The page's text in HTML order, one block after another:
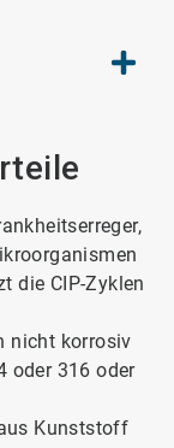
die CIP-Zyklen
nicht korrosiv
oder 316 oder
Kunststoff